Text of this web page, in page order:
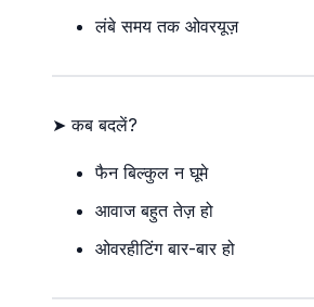
लंबे समय तक ओवरयूज़
➤ कब बदलें?
फैन बिल्कुल न घूमे
आवाज बहुत तेज़ हो
ओवरहीटिंग बार-बार हो